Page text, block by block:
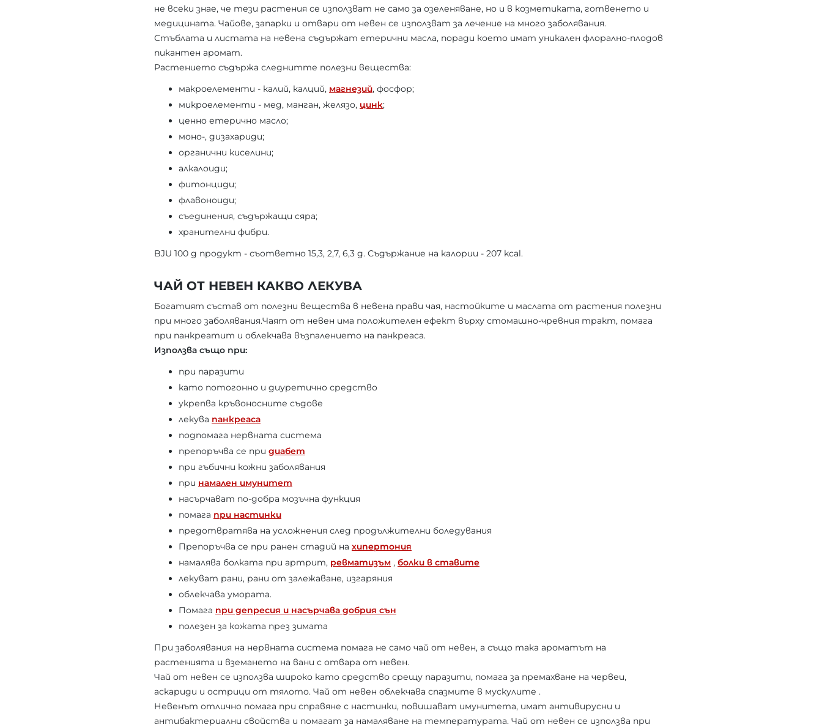
не всеки знае, че тези растения се използват не само за озеленяване, но и в козметиката, готвенето и
медицината. Чайове, запарки и отвари от невен се използват за лечение на много заболявания.
Стъблата и листата на невена съдържат етерични масла, поради което имат уникален флорално-плодов
пикантен аромат.
Растението съдържа следнитте полезни вещества:
макроелементи - калий, калций, магнезий, фосфор;
микроелементи - мед, манган, желязо, цинк;
ценно етерично масло;
моно-, дизахариди;
органични киселини;
алкалоиди;
фитонциди;
флавоноиди;
съединения, съдържащи сяра;
хранителни фибри.
BJU 100 g продукт - съответно 15,3, 2,7, 6,3 g. Съдържание на калории - 207 kcal.
ЧАЙ ОТ НЕВЕН КАКВО ЛЕКУВА
Богатият състав от полезни вещества в невена прави чая, настойките и маслата от растения полезни
при много заболявания.Чаят от невен има положителен ефект върху стомашно-чревния тракт, помага
при панкреатит и облекчава възпалението на панкреаса.
Използва също при:
при паразити
като потогонно и диуретично средство
укрепва кръвоносните съдове
лекува панкреаса
подпомага нервната система
препоръчва се при диабет
при гъбични кожни заболявания
при намален имунитет
насърчават по-добра мозъчна функция
помага при настинки
предотвратява на усложнения след продължителни боледувания
Препоръчва се при ранен стадий на хипертония
намалява болката при артрит, ревматизъм , болки в ставите
лекуват рани, рани от залежаване, изгаряния
облекчава умората.
Помага при депресия и насърчава добрия сън
полезен за кожата през зимата
При заболявания на нервната система помага не само чай от невен, а също така ароматът на
растенията и вземането на вани с отвара от невен.
Чай от невен се използва широко като средство срещу паразити, помага за премахване на червеи,
аскариди и острици от тялото. Чай от невен облекчава спазмите в мускулите .
Невенът отлично помага при справяне с настинки, повишават имунитета, имат антивирусни и
антибактериални свойства и помагат за намаляване на температурата. Чай от невен се използва при